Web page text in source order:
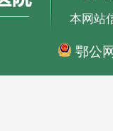
本网站
鄂公